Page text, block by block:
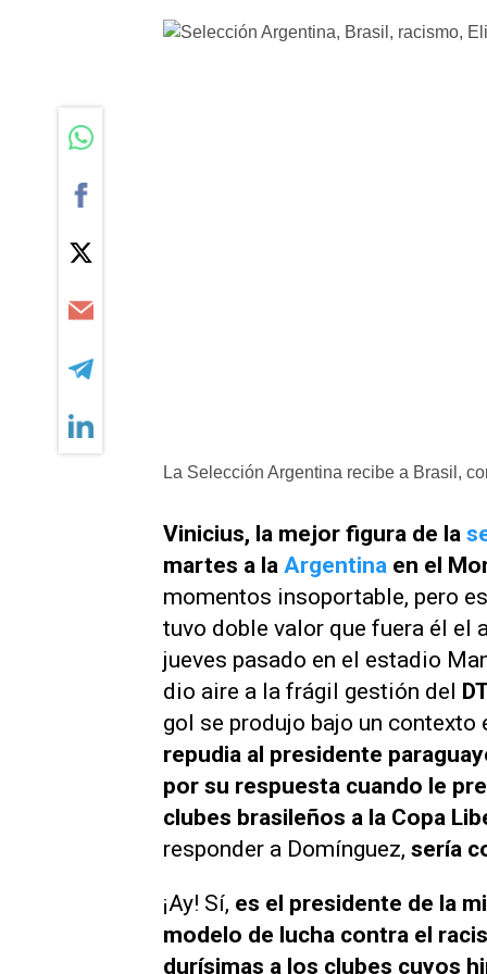
La Selección Argentina recibe a Brasil,
Vinicius, la mejor figura de la
martes a la Argentina en el
momentos insoportable, pero
tuvo doble valor que fuera él el
jueves pasado en el estadio
dio aire a la frágil gestión del
gol se produjo bajo un
repudia al presidente
por su respuesta cuando le
clubes brasileños a la Copa
responder a Domínguez, sería
¡Ay! Sí, es el presidente de la
modelo de lucha contra el
durísimas a los clubes cuyos